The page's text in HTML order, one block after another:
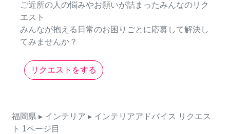
ご近所の人の悩みやお願いが詰まったみんなのリク
エスト
みんなが抱える日常のお困りごとに応募して解決し
てみませんか？
リクエストをする
福岡県 ▸ インテリア ▸ インテリアアドバイス リクエス
ト 1ページ目